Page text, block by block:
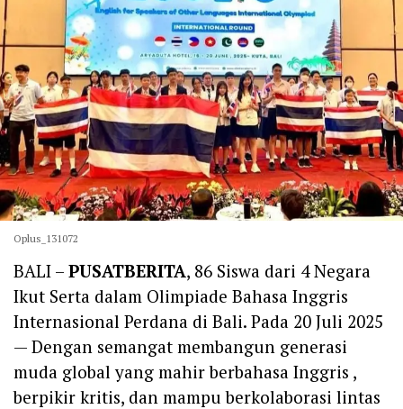
Oplus_131072
BALI – PUSATBERITA, 86 Siswa dari 4 Negara
Ikut Serta dalam Olimpiade Bahasa Inggris
Internasional Perdana di Bali. Pada 20 Juli 2025
— Dengan semangat membangun generasi
muda global yang mahir berbahasa Inggris ,
berpikir kritis, dan mampu berkolaborasi lintas